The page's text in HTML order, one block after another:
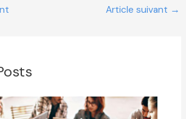
Article suivant →